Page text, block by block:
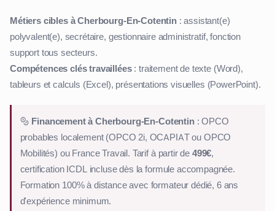
Métiers cibles à Cherbourg-En-Cotentin: assistant(e)
polyvalent(e), secrétaire, gestionnaire administratif, fonction
support tous secteurs.
Compétences clés travaillées: traitement de texte (Word),
tableurs et calculs (Excel), présentations visuelles (PowerPoint).
Financement à Cherbourg-En-Cotentin: OPCO
probables localement (OPCO 2i, OCAPIAT ou OPCO
Mobilités) ou France Travail. Tarif à partir de 499€,
certification ICDL incluse dès la formule accompagnée.
Formation 100% à distance avec formateur dédié, 6 ans
d'expérience minimum.